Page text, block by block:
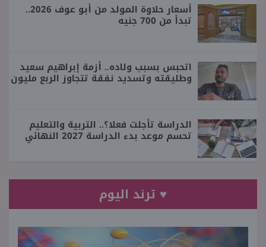
أسعار حلاوة المولد من أبو عوف 2026..
تبدأ من 700 جنيه
اتحبس بسبب ولاده.. أزمة إبراهيم سعيد
وطليقته وتسديد نفقة تتجاوز الربع مليون
الدراسة تأجلت فعلا؟.. التربية والتعليم
تحسم موعد بدء الدراسة 2027 النهائي
♥ ترند اليوم